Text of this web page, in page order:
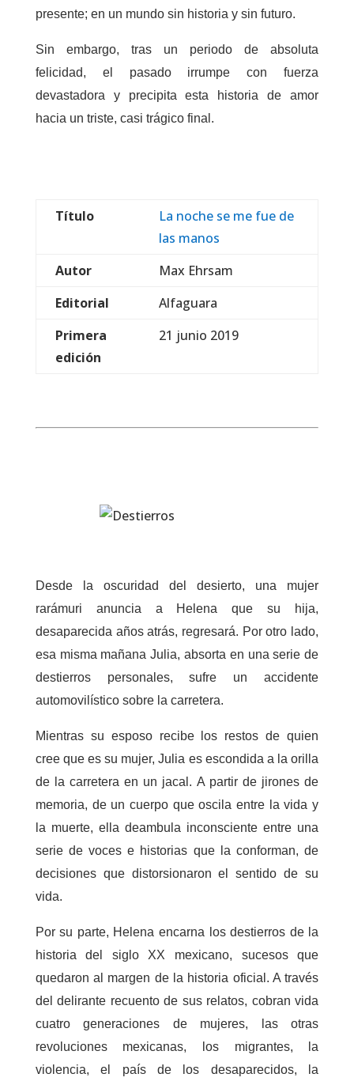
presente; en un mundo sin historia y sin futuro.
Sin embargo, tras un periodo de absoluta
felicidad, el pasado irrumpe con fuerza
devastadora y precipita esta historia de amor
hacia un triste, casi trágico final.
Título
La noche se me fue de
las manos
Autor
Max Ehrsam
Editorial
Alfaguara
Primera
edición
21 junio 2019
Desde la oscuridad del desierto, una mujer
rarámuri anuncia a Helena que su hija,
desaparecida años atrás, regresará. Por otro lado,
esa misma mañana Julia, absorta en una serie de
destierros personales, sufre un accidente
automovilístico sobre la carretera.
Mientras su esposo recibe los restos de quien
cree que es su mujer, Julia es escondida a la orilla
de la carretera en un jacal. A partir de jirones de
memoria, de un cuerpo que oscila entre la vida y
la muerte, ella deambula inconsciente entre una
serie de voces e historias que la conforman, de
decisiones que distorsionaron el sentido de su
vida.
Por su parte, Helena encarna los destierros de la
historia del siglo XX mexicano, sucesos que
quedaron al margen de la historia oficial. A través
del delirante recuento de sus relatos, cobran vida
cuatro generaciones de mujeres, las otras
revoluciones mexicanas, los migrantes, la
violencia, el país de los desaparecidos, la